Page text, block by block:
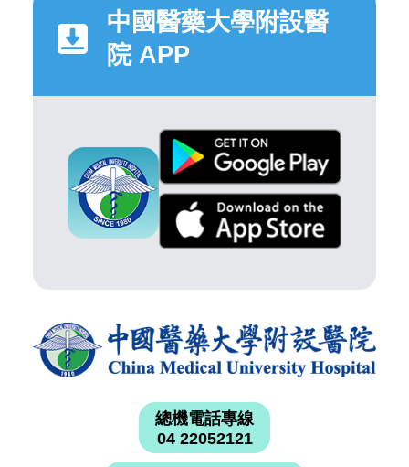
中國醫藥大學附設醫
院 APP
總機電話專線
04 22052121